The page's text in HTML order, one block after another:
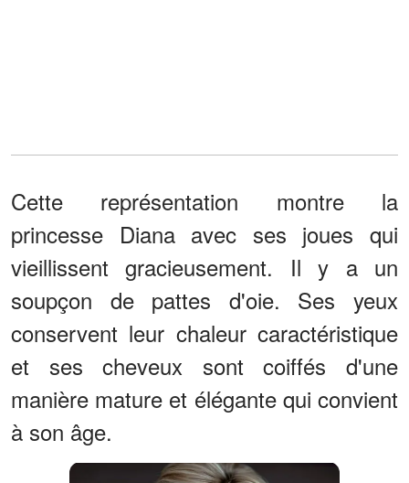
Cette représentation montre la
princesse Diana avec ses joues qui
vieillissent gracieusement. Il y a un
soupçon de pattes d'oie. Ses yeux
conservent leur chaleur caractéristique
et ses cheveux sont coiffés d'une
manière mature et élégante qui convient
à son âge.